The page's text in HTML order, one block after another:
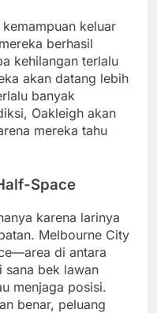
keluar
berhasil
kehilangan terlalu
akan datang lebih
banyak
Oakleigh akan
mereka tahu
Space
karena larinya
Melbourne City
di antara
bek lawan
menjaga posisi.
benar, peluang